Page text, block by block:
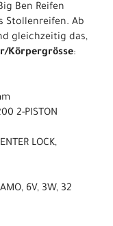
Ben Reifen
Stollenreifen. Ab
gleichzeitig das,
Körpergrösse:
2-PISTON
LOCK,
6V, 3W, 32